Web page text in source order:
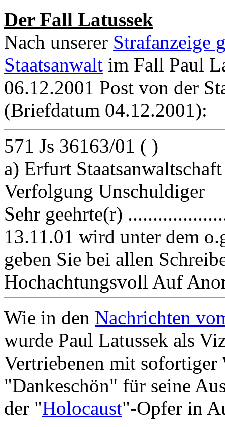
Der Fall Latussek
Nach unserer Strafanzeige
Staatsanwalt im Fall Paul
06.12.2001 Post von der
(Briefdatum 04.12.2001):
571 Js 36163/01 ( )
a) Erfurt Staatsanwaltschaft
Verfolgung Unschuldiger
Sehr geehrte(r)
13.11.01 wird unter dem
geben Sie bei allen
Hochachtungsvoll Auf
Wie in den Nachrichten
wurde Paul Latussek als
Vertriebenen mit sofortiger
"Dankeschön" für seine
der "Holocaust"-Opfer in